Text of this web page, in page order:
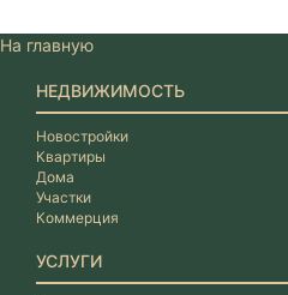
На главную
НЕДВИЖИМОСТЬ
Новостройки
Квартиры
Дома
Участки
Коммерция
УСЛУГИ